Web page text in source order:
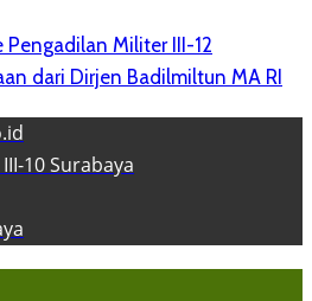
Pengadilan Militer III-12
dari Dirjen Badilmiltun MA RI
10 Surabaya